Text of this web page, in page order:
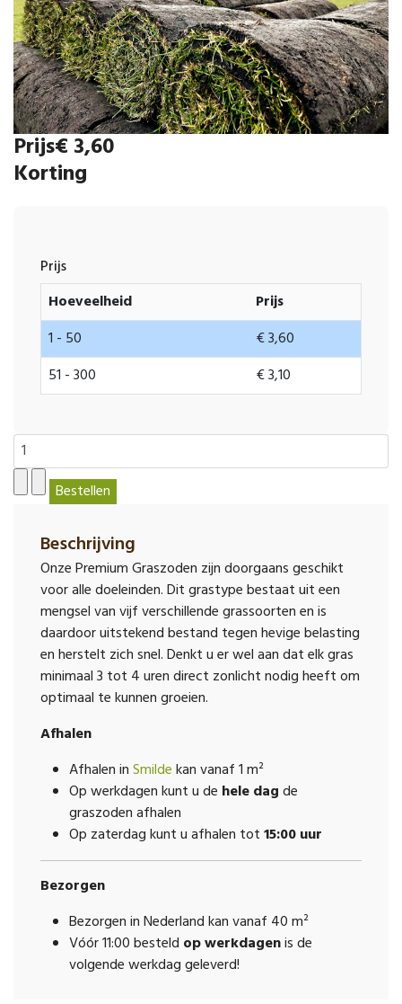
Prijs€ 3,60
Korting
Prijs
Hoeveelheid
Prijs
1 - 50
€ 3,60
51 - 300
€ 3,10
Beschrijving
Onze Premium Graszoden zijn doorgaans geschikt
voor alle doeleinden. Dit grastype bestaat uit een
mengsel van vijf verschillende grassoorten en is
daardoor uitstekend bestand tegen hevige belasting
en herstelt zich snel. Denkt u er wel aan dat elk gras
minimaal 3 tot 4 uren direct zonlicht nodig heeft om
optimaal te kunnen groeien.
Afhalen
Afhalen inSmildekan vanaf 1 m²
Op werkdagen kunt u de hele dagde
graszoden afhalen
Op zaterdag kunt u afhalen tot15:00 uur
Bezorgen
Bezorgen in Nederland kan vanaf 40 m²
Vóór 11:00 besteld op werkdagenis de
volgende werkdag geleverd!